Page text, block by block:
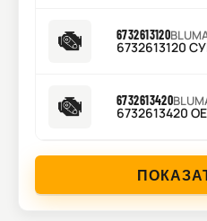
6732613120
6732613120
6732613420
6732613420